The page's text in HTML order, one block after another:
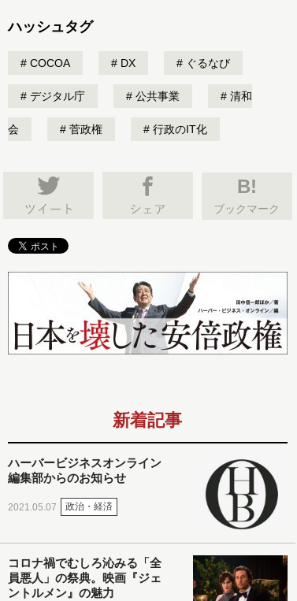
ハッシュタグ
COCOA DX ぐるなび
デジタル庁 公共事業 清和
会 菅政権 行政のIT化
B!
ブックマーク
新着記事
ハーバービジネスオンライン
編集部からのお知らせ
2021.05.07 政治・経済
コロナ禍でむしろ沁みる「全
員悪人」の祭典。映画『ジェ
ントルメン』の魅力